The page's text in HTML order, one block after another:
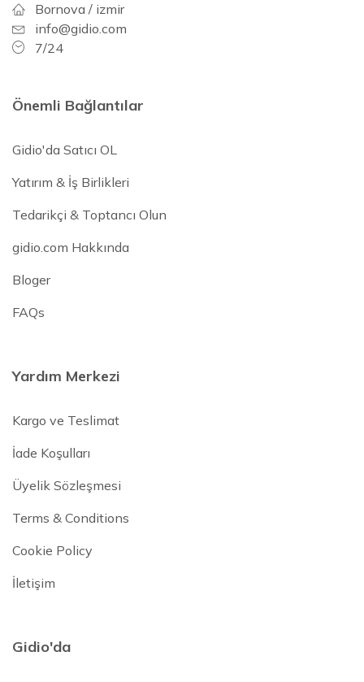
Bornova / izmir
info@gidio.com
7/24
Önemli Bağlantılar
Gidio'da Satıcı OL
Yatırım & İş Birlikleri
Tedarikçi & Toptancı Olun
gidio.com Hakkında
Bloger
FAQs
Yardım Merkezi
Kargo ve Teslimat
İade Koşulları
Üyelik Sözleşmesi
Terms & Conditions
Cookie Policy
İletişim
Gidio'da